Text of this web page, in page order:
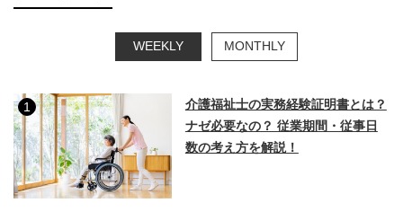
WEEKLY MONTHLY
1
介護福祉士の実務経験証明書とは？
ナゼ必要なの？ 従業期間・従事日
数の考え方を解説！